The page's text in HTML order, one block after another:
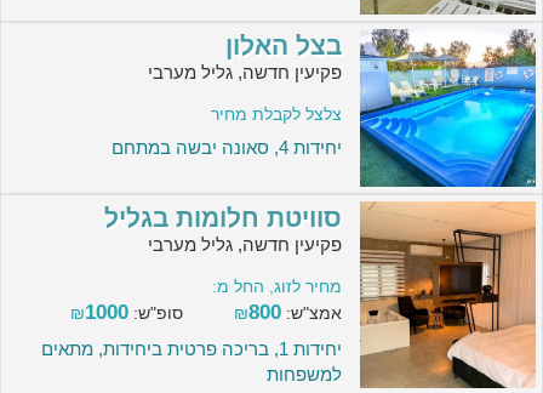
בצל האלון
פקיעין חדשה, גליל מערבי
צלצל לקבלת מחיר
יחידות 4, סאונה יבשה במתחם
סוויטת חלומות בגליל
פקיעין חדשה, גליל מערבי
מחיר לזוג, החל מ:
אמצ"ש:
₪800 סופ"ש: ₪1000
יחידות 1, בריכה פרטית ביחידות, מתאים
למשפחות